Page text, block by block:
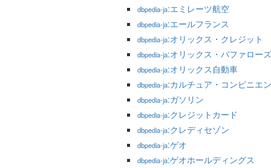
dbpedia-ja:エミレーツ航空
dbpedia-ja:エールフランス
dbpedia-ja:オリックス・クレジット
dbpedia-ja:オリックス・バファローズ
dbpedia-ja:オリックス自動車
dbpedia-ja:カルチュア・コンビニエ
dbpedia-ja:ガソリン
dbpedia-ja:クレジットカード
dbpedia-ja:クレディセゾン
dbpedia-ja:ゲオ
dbpedia-ja:ゲオホールディングス